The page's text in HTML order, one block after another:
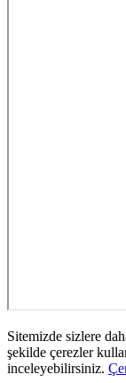
Sitemizde sizlere
şekilde çerezler
inceleyebilirsiniz.